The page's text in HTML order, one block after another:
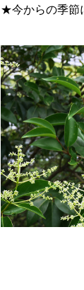
★今からの季節